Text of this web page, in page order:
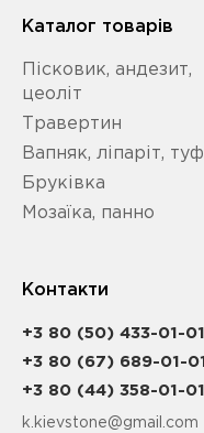
Каталог товарів
Пісковик, андезит,
цеоліт
Травертин
Вапняк, ліпаріт, туф
Бруківка
Мозаїка, панно
Контакти
+3 80 (50) 433-01-01
+3 80 (67) 689-01-01
+3 80 (44) 358-01-01
k.kievstone@gmail.com